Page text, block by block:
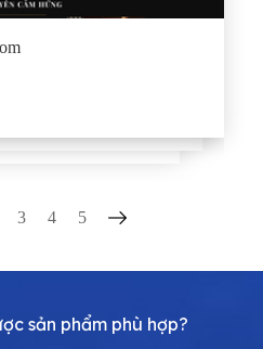
3 4 5
sản phẩm phù hợp?